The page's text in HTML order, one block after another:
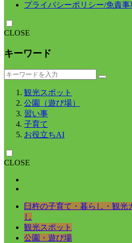
プライバシーポリシー/免責事
CLOSE
キーワード
観光スポット
公園（遊び場）
習い事
子育て
お役立ちAI
CLOSE
臼杵の子育て・暮らし・観光
し
観光スポット
公園・遊び場